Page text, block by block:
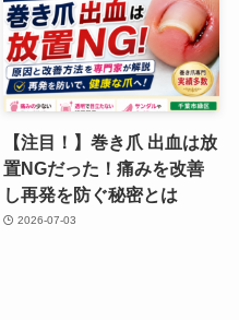
【注目！】巻き爪 出血は放
置NGだった！痛みを改善
し再発を防ぐ秘密とは
2026-07-03